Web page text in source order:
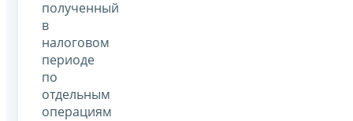
полученный
в
налоговом
периоде
по
отдельным
операциям